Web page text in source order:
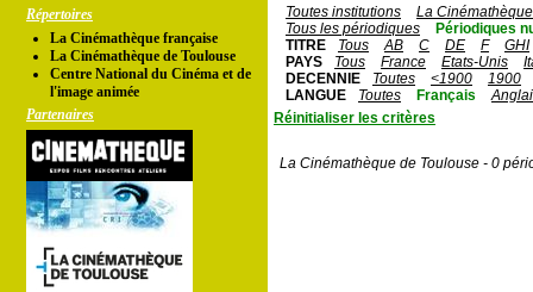
Répertoires
La Cinémathèque française
La Cinémathèque de Toulouse
Centre National du Cinéma et de
l'image animée
Partenaires
Toutes institutions
La
Tous les périodiques
Périodiques
TITRE
Tous AB C DE F
GHI
PAYS
Tous France Etats-Unis
DECENNIE
Toutes <1900
1900
LANGUE
Toutes Français
Réinitialiser les critères
La Cinémathèque de Toulouse - 0